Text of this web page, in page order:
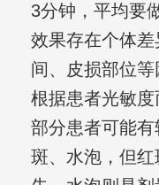
3分钟，平均要
效果存在个体
间、皮损部位
根据患者光敏度
部分患者可能
斑、水泡，但